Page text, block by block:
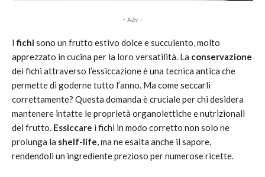
- Adv -
Ifichisono un frutto estivo dolce e succulento, molto
apprezzato in cucina per la loro versatilità. La conservazione
dei fichi attraverso l’essiccazione è una tecnica antica che
permette di goderne tutto l’anno. Ma come seccarli
correttamente? Questa domanda è cruciale per chi desidera
mantenere intatte le proprietà organolettiche e nutrizionali
del frutto. Essiccare i fichi in modo corretto non solo ne
prolunga la shelf-life, ma ne esalta anche il sapore,
rendendoli un ingrediente prezioso per numerose ricette.